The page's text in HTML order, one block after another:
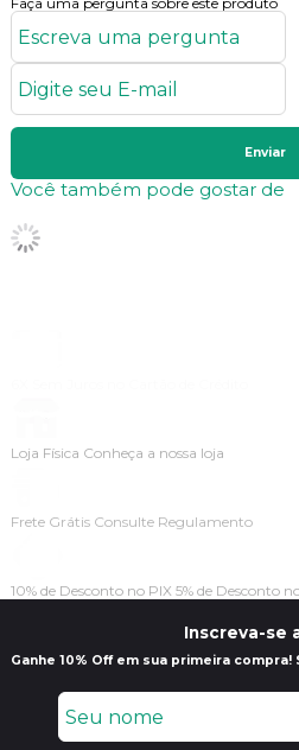
Enviar
Você também pode gostar de
Inscreva-se
Ganhe 10% Off em sua primeira